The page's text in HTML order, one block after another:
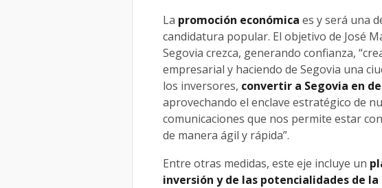
La promoción económica es y será una
candidatura popular. El objetivo de José
Segovia crezca, generando confianza,
empresarial y haciendo de Segovia una
los inversores, convertir a Segovia en
aprovechando el enclave estratégico de
comunicaciones que nos permite estar
de manera ágil y rápida”.
Entre otras medidas, este eje incluye un
inversión y de las potencialidades de la